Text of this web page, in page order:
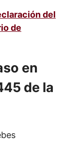
del
de
en
de la